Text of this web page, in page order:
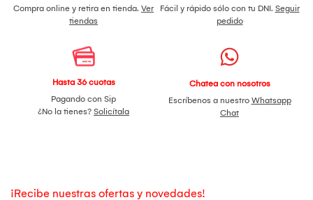
Compra online y retira en tienda. Ver
tiendas
Fácil y rápido sólo con tu DNI. Seguir
pedido
Hasta 36 cuotas
Pagando con Sip
¿No la tienes? Solicítala
Chatea con nosotros
Escríbenos a nuestro Whatsapp
Chat
¡Recibe nuestras ofertas y novedades!